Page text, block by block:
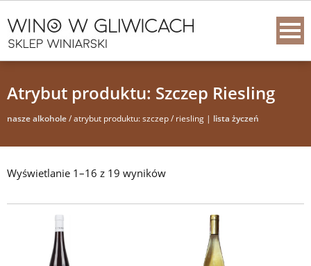
Atrybut produktu: Szczep Riesling
nasze alkohole/ atrybut produktu: szczep / riesling | lista życzeń
Wyświetlanie 1–16 z 19 wyników